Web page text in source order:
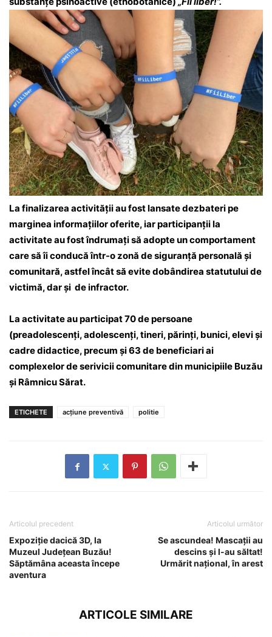
La finalizarea activității au fost lansate dezbateri pe
marginea informațiilor oferite, iar participanții la
activitate au fost îndrumaţi să adopte un comportament
care să îi conducă într-o zonă de siguranţă personală și
comunitară, astfel încât să evite dobândirea statutului de
victimă, dar și de infractor.
La activitate au participat 70 de persoane
(preadolescenți, adolescenți, tineri, părinți, bunici, elevi și
cadre didactice, precum și 63 de beneficiari ai
complexelor de serivicii comunitare din municipiile Buzău
și Râmnicu Sărat.
ETICHETE acţiune preventivă politie
Articolul precedent
Expoziție dacică 3D, la
Muzeul Județean Buzău!
Săptămâna aceasta începe
aventura
Articolul următor
Se ascundea! Mascații au
descins și l-au săltat!
Urmărit național, în arest
ARTICOLE SIMILARE